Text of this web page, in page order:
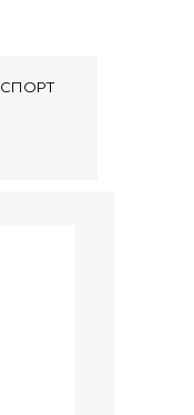
СПОРТ